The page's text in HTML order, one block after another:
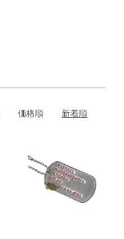
価格順 新着順